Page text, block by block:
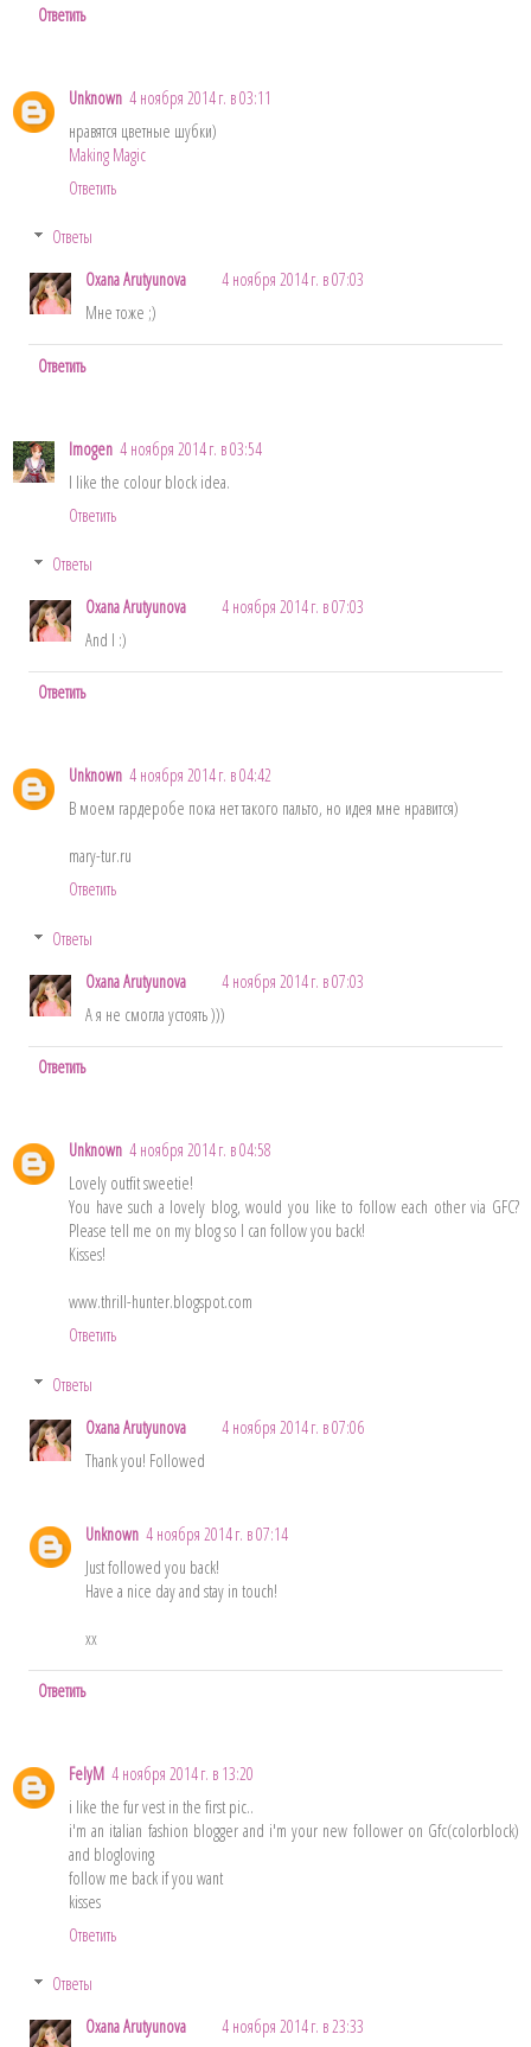
Ответить
Unknown 4 ноября 2014 г. в 03:11
нравятся цветные шубки)
Making Magic
Ответить
Ответы
Oxana Arutyunova
4 ноября 2014 г. в 07:03
Мне тоже ;)
Ответить
Imogen 4 ноября 2014 г. в 03:54
I like the colour block idea.
Ответить
Ответы
Oxana Arutyunova
4 ноября 2014 г. в 07:03
And I :)
Ответить
Unknown 4 ноября 2014 г. в 04:42
В моем гардеробе пока нет такого пальто, но идея мне нравится)
mary-tur.ru
Ответить
Ответы
Oxana Arutyunova
4 ноября 2014 г. в 07:03
А я не смогла устоять )))
Ответить
Unknown 4 ноября 2014 г. в 04:58
Lovely outfit sweetie!
You have such a lovely blog, would you like to follow each other via GFC?
Please tell me on my blog so I can follow you back!
Kisses!
www.thrill-hunter.blogspot.com
Ответить
Ответы
Oxana Arutyunova
4 ноября 2014 г. в 07:06
Thank you! Followed
Unknown 4 ноября 2014 г. в 07:14
Just followed you back!
Have a nice day and stay in touch!
xx
Ответить
FelyM 4 ноября 2014 г. в 13:20
i like the fur vest in the first pic..
i'm an italian fashion blogger and i'm your new follower on Gfc(colorblock)
and blogloving
follow me back if you want
kisses
Ответить
Ответы
Oxana Arutyunova
4 ноября 2014 г. в 23:33